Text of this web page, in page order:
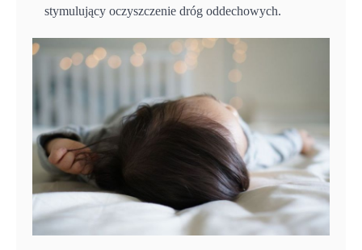
stymulujący oczyszczenie dróg oddechowych.